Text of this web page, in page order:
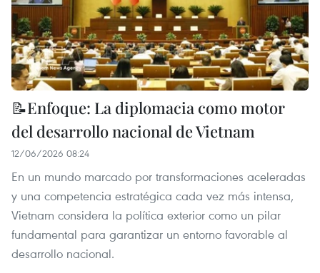
📝Enfoque: La diplomacia como motor
del desarrollo nacional de Vietnam
12/06/2026 08:24
En un mundo marcado por transformaciones aceleradas
y una competencia estratégica cada vez más intensa,
Vietnam considera la política exterior como un pilar
fundamental para garantizar un entorno favorable al
desarrollo nacional.